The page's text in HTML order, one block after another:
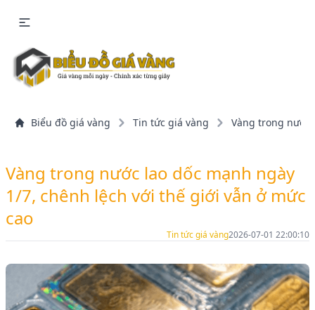
Biểu đồ giá vàng Tin tức giá vàng Vàng trong nước
Vàng trong nước lao dốc mạnh ngày
1/7, chênh lệch với thế giới vẫn ở mức
cao
Tin tức giá vàng2026-07-01 22:00:10